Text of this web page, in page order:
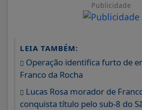
Publicidade
LEIA TAMBÉM:
Operação identifica furto de
Franco da Rocha
Lucas Rosa morador de
conquista título pelo sub-8 do